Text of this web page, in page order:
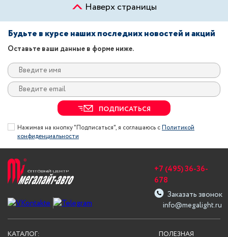
Наверх страницы
Будьте в курсе наших последних новостей и акций
Оставьте ваши данные в форме ниже.
ПОДПИСАТЬСЯ
Нажимая на кнопку "Подписаться", я соглашаюсь сПолитикой
конфиденциальности
info@megalight.ru
+7 (495) 36-36-
678
Заказать звонок
ПОЛЕЗНАЯ
КАТАЛОГ: